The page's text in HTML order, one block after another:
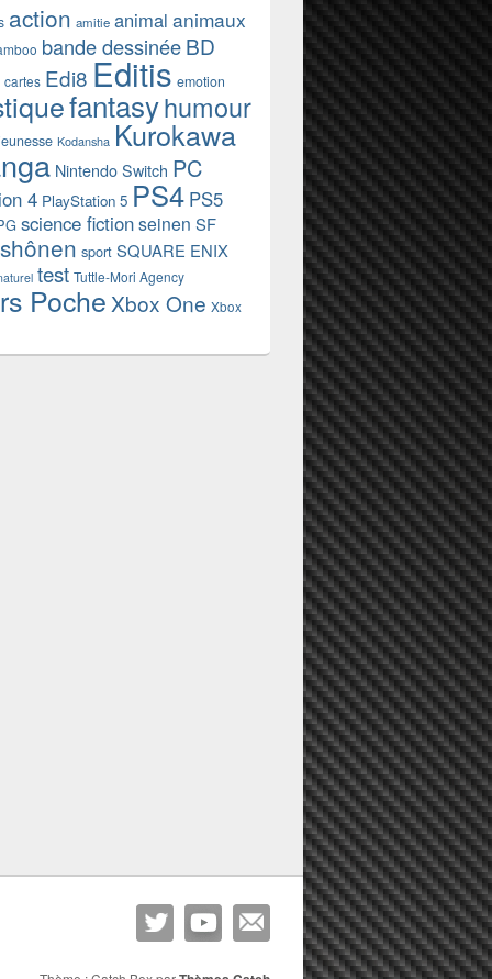
action amitie animal animaux
bande dessinéeBD
cartes Edi8 Editis emotion
fantasyhumour
Kodansha Kurokawa
Nintendo Switch PC
4 PlayStation 5 PS4 PS5
science fictionseinen SF
shônen sport SQUARE ENIX
test Tuttle-Mori Agency
Poche Xbox One Xbox